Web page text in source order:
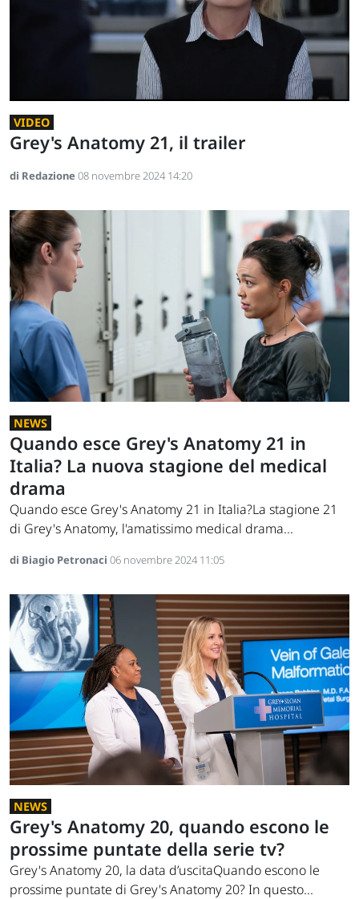
VIDEO
Grey's Anatomy 21, il trailer
di Redazione08 novembre 2024 14:20
NEWS
Quando esce Grey's Anatomy 21 in
Italia? La nuova stagione del medical
drama
Quando esce Grey's Anatomy 21 in Italia?La stagione 21
di Grey's Anatomy, l'amatissimo medical drama...
di Biagio Petronaci 06 novembre 2024 11:05
NEWS
Grey's Anatomy 20, quando escono le
prossime puntate della serie tv?
Grey's Anatomy 20, la data d’uscitaQuando escono le
prossime puntate di Grey's Anatomy 20? In questo...